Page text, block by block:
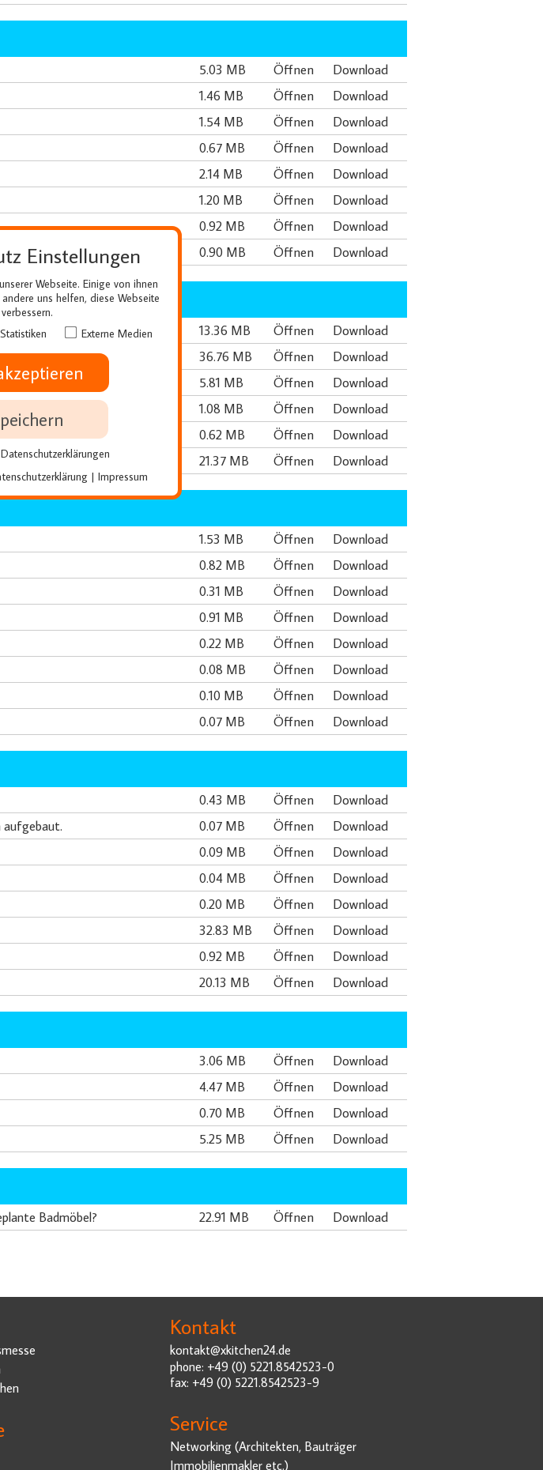
5.03 MB Öffnen Download
1.46 MB Öffnen Download
1.54 MB Öffnen Download
0.67 MB Öffnen Download
2.14 MB Öffnen Download
1.20 MB Öffnen Download
0.92 MB Öffnen Download
0.90 MB Öffnen Download
13.36 MB Öffnen Download
36.76 MB Öffnen Download
5.81 MB Öffnen Download
1.08 MB Öffnen Download
0.62 MB Öffnen Download
21.37 MB Öffnen Download
1.53 MB Öffnen Download
0.82 MB Öffnen Download
0.31 MB Öffnen Download
0.91 MB Öffnen Download
0.22 MB Öffnen Download
0.08 MB Öffnen Download
0.10 MB Öffnen Download
0.07 MB Öffnen Download
0.43 MB Öffnen Download
aufgebaut. 0.07 MB Öffnen Download
0.09 MB Öffnen Download
0.04 MB Öffnen Download
0.20 MB Öffnen Download
32.83 MB Öffnen Download
0.92 MB Öffnen Download
20.13 MB Öffnen Download
3.06 MB Öffnen Download
4.47 MB Öffnen Download
0.70 MB Öffnen Download
5.25 MB Öffnen Download
Badmöbel? 22.91 MB Öffnen Download
Kontakt
kontakt@xkitchen24.de
phone: +49 (0) 5221.8542523-0
fax: +49 (0) 5221.8542523-9
Service
Networking (Architekten, Bauträger
Immobilienmakler etc.)
Einstellungen
Webseite. Einige von ihnen
uns helfen, diese Webseite
Statistiken Externe Medien
| Impressum